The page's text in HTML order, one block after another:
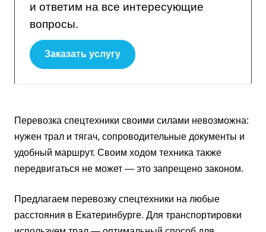
и ответим на все интересующие
вопросы.
Заказать услугу
Перевозка спецтехники своими силами невозможна:
нужен трал и тягач, сопроводительные документы и
удобный маршрут. Своим ходом техника также
передвигаться не может — это запрещено законом.
Предлагаем перевозку спецтехники на любые
расстояния в Екатеринбурге. Для транспортировки